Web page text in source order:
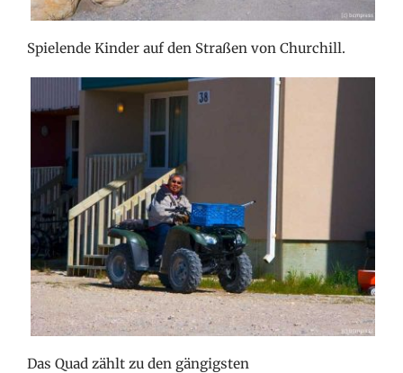
Spielende Kinder auf den Straßen von Churchill.
Das Quad zählt zu den gängigsten